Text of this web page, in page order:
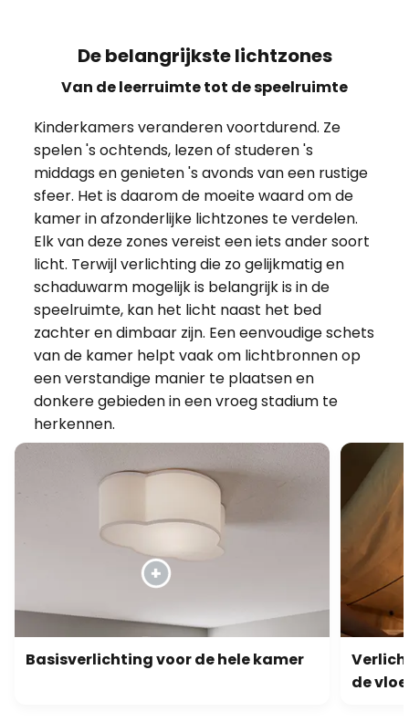
De belangrijkste lichtzones
Van de leerruimte tot de speelruimte
Kinderkamers veranderen voortdurend. Ze
spelen 's ochtends, lezen of studeren 's
middags en genieten 's avonds van een rustige
sfeer. Het is daarom de moeite waard om de
kamer in afzonderlijke lichtzones te verdelen.
Elk van deze zones vereist een iets ander soort
licht. Terwijl verlichting die zo gelijkmatig en
schaduwarm mogelijk is belangrijk is in de
speelruimte, kan het licht naast het bed
zachter en dimbaar zijn. Een eenvoudige schets
van de kamer helpt vaak om lichtbronnen op
een verstandige manier te plaatsen en
donkere gebieden in een vroeg stadium te
herkennen.
Basisverlichting voor de hele kamer
de